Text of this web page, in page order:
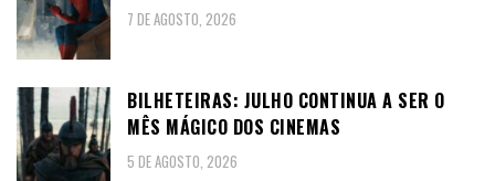
7 DE AGOSTO, 2026
BILHETEIRAS: JULHO CONTINUA A SER O
MÊS MÁGICO DOS CINEMAS
5 DE AGOSTO, 2026